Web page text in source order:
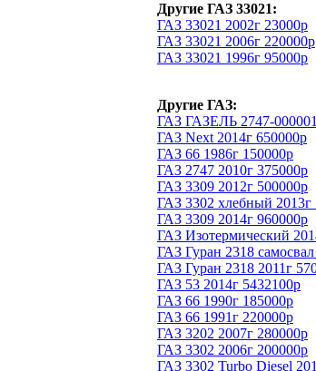
Другие ГАЗ 33021:
ГАЗ 33021 2002г 23000р
ГАЗ 33021 2006г 220000р
ГАЗ 33021 1996г 95000р
Другие ГАЗ:
ГАЗ ГАЗЕЛЬ 2747-
ГАЗ Next 2014г 650000р
ГАЗ 66 1986г 150000р
ГАЗ 2747 2010г 375000р
ГАЗ 3309 2012г 500000р
ГАЗ 3302 хлебный 2013г
ГАЗ 3309 2014г 960000р
ГАЗ Изотермический
ГАЗ Гуран 2318
ГАЗ Гуран 2318 2011г
ГАЗ 53 2014г 5432100р
ГАЗ 66 1990г 185000р
ГАЗ 66 1991г 220000р
ГАЗ 3202 2007г 280000р
ГАЗ 3302 2006г 200000р
ГАЗ 3302 Turbo Diesel